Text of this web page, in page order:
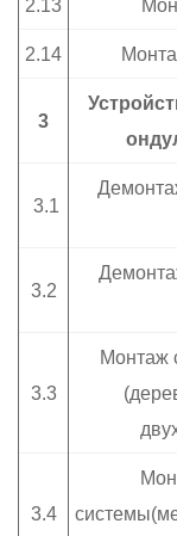
2.13
2.14
3
3.1
3.2
3.3
Монтаж
3.4